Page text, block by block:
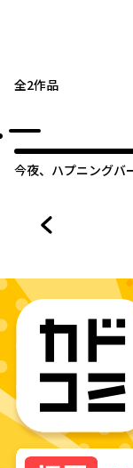
全2作品
今夜、ハプニングバ